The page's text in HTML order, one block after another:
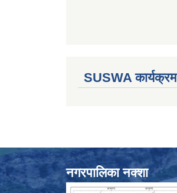
SUSWA कार्यक्रम
नगरपालिका नक्शा